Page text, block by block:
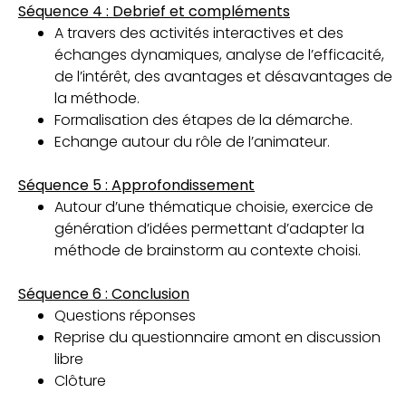
Séquence 4 : Debrief et compléments
A travers des activités interactives et des
échanges dynamiques, analyse de l’efficacité,
de l’intérêt, des avantages et désavantages de
la méthode.
Formalisation des étapes de la démarche.
Echange autour du rôle de l’animateur.
Séquence 5 : Approfondissement
Autour d’une thématique choisie, exercice de
génération d’idées permettant d’adapter la
méthode de brainstorm au contexte choisi.
Séquence 6 : Conclusion
Questions réponses
Reprise du questionnaire amont en discussion
libre
Clôture